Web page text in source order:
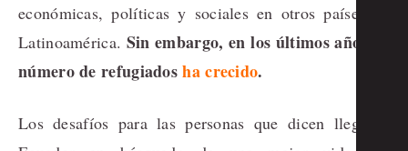
económicas, políticas y sociales en otros países de
Latinoamérica. Sin embargo, en los últimos años, el
número de refugiadosha crecido.
Los desafíos para las personas que dicen llegar a